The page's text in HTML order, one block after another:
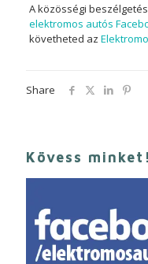
A közösségi
elektromos autós
követheted az
Share
Kövess minket!